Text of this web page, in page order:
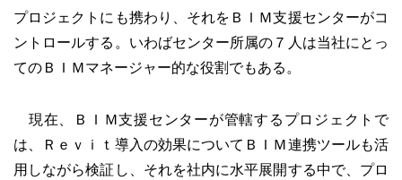
プロジェクトにも携わり、それをＢＩＭ支援センターがコ
ントロールする。いわばセンター所属の７人は当社にとっ
てのＢＩＭマネージャー的な役割でもある。
現在、ＢＩＭ支援センターが管轄するプロジェクトで
は、Ｒｅｖｉｔ導入の効果についてＢＩＭ連携ツールも活
用しながら検証し、それを社内に水平展開する中で、プロ